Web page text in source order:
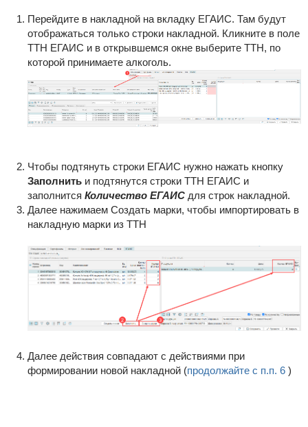
Перейдите в накладной на вкладку ЕГАИС. Там будут
отображаться только строки накладной. Кликните в поле
ТТН ЕГАИС и в открывшемся окне выберите ТТН, по
которой принимаете алкоголь.
Чтобы подтянуть строки ЕГАИС нужно нажать кнопку
Заполнить и подтянутся строки ТТН ЕГАИС и
заполнится Количество ЕГАИС для строк накладной.
Далее нажимаем Создать марки, чтобы импортировать в
накладную марки из ТТН
Далее действия совпадают с действиями при
формировании новой накладной (продолжайте с п.п. 6 )